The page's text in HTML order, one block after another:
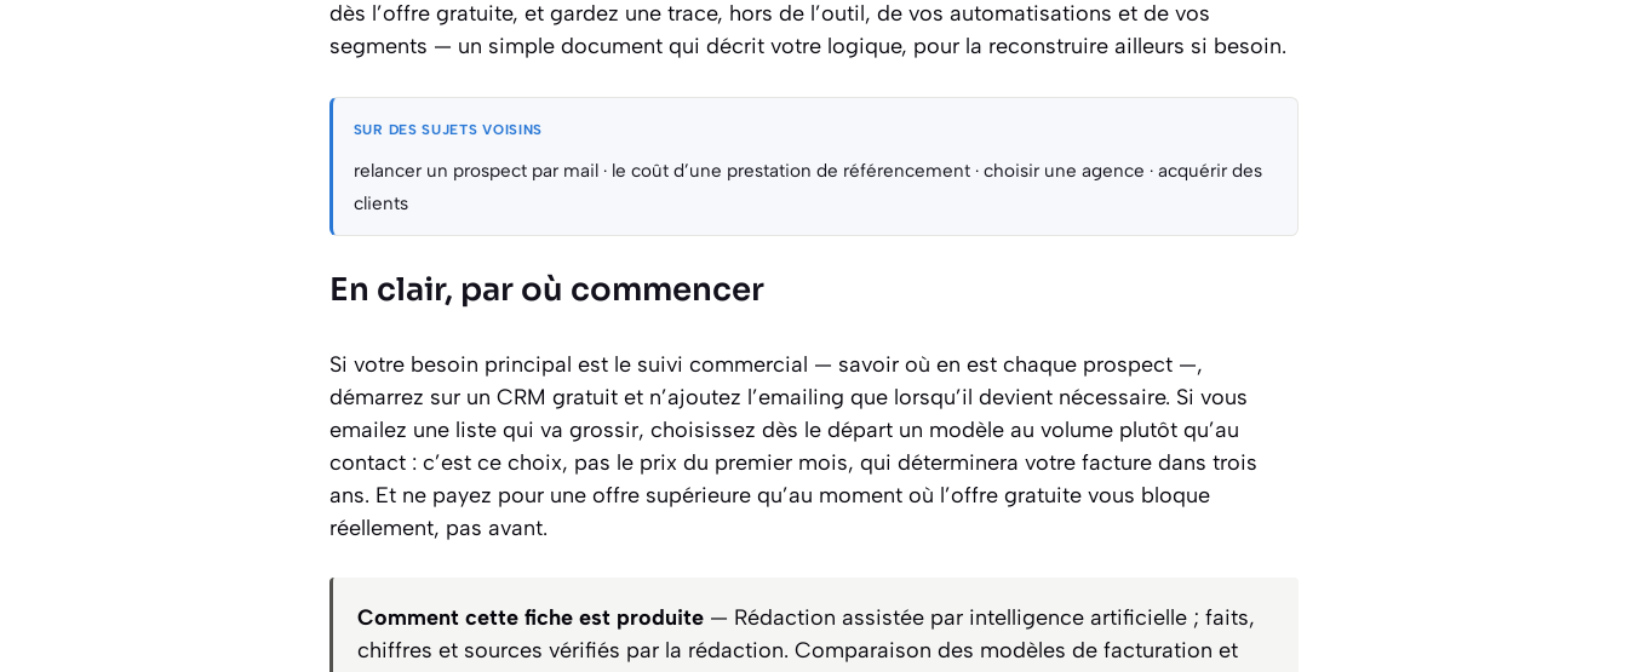
dès l’offre gratuite, et gardez une trace, hors de l’outil, de vos automatisations et de vos
segments — un simple document qui décrit votre logique, pour la reconstruire ailleurs si besoin.
SUR DES SUJETS VOISINS
relancer un prospect par mail · le coût d’une prestation de référencement· choisir une agence · acquérir des
clients
En clair, par où commencer
Si votre besoin principal est le suivi commercial — savoir où en est chaque prospect —,
démarrez sur un CRM gratuit et n’ajoutez l’emailing que lorsqu’il devient nécessaire. Si vous
emailez une liste qui va grossir, choisissez dès le départ un modèle au volume plutôt qu’au
contact : c’est ce choix, pas le prix du premier mois, qui déterminera votre facture dans trois
ans. Et ne payez pour une offre supérieure qu’au moment où l’offre gratuite vous bloque
réellement, pas avant.
Comment cette fiche est produite — Rédaction assistée par intelligence artificielle ; faits,
chiffres et sources vérifiés par la rédaction. Comparaison des modèles de facturation et